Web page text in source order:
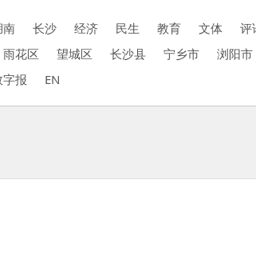
南 长沙 经济 民生 教育 文体 评
雨花区 望城区 长沙县 宁乡市 浏阳市
字报 EN